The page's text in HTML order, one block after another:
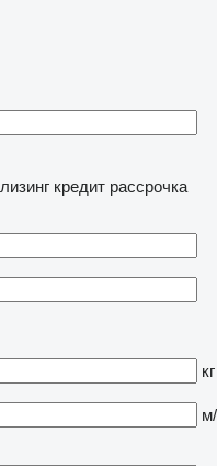
лизинг кредит рассрочка
кг
м/